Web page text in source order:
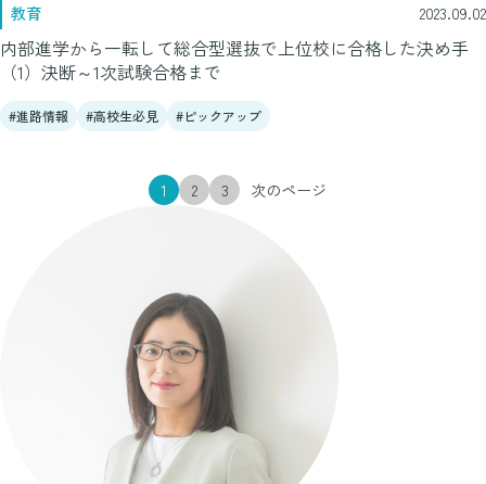
教育 2023.09.02
内部進学から一転して総合型選抜で上位校に合格した決め手
（1）決断～1次試験合格まで
進路情報 高校生必見 ピックアップ
1 2 3 次のページ